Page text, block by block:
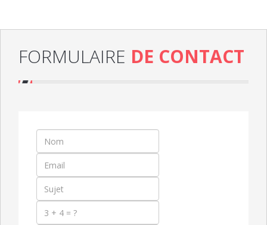
FORMULAIRE DE CONTACT